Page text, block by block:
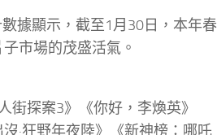
據顯示，截至1月30日，本年春
子市場的茂盛活氣。
探案3》《你好，李煥英》
·狂野年夜陸》《新神榜：哪吒